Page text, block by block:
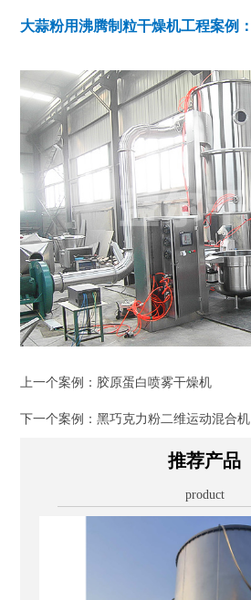
大蒜粉用沸腾制粒干燥机工程案例：
上一个案例： 胶原蛋白喷雾干燥机
下一个案例：黑巧克力粉二维运动混合机
推荐产品
product